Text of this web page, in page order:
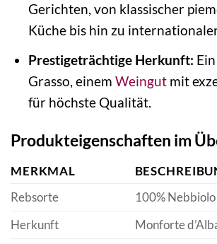
Gerichten, von klassischer
Küche bis hin zu
Prestigeträchtige Herkunft:
Grasso, einem Weingutmit
für höchste Qualität.
Produkteigenschaften im
MERKMAL
Rebsorte
100% Nebbiolo
Herkunft
Monforte